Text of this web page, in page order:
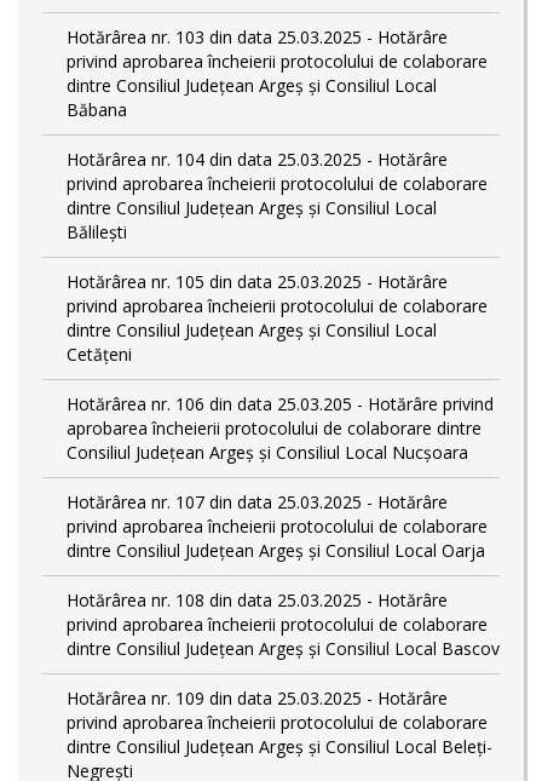
Hotărârea nr. 103 din data 25.03.2025 - Hotărâre
privind aprobarea încheierii protocolului de colaborare
dintre Consiliul Județean Argeș și Consiliul Local
Băbana
Hotărârea nr. 104 din data 25.03.2025 - Hotărâre
privind aprobarea încheierii protocolului de colaborare
dintre Consiliul Județean Argeș și Consiliul Local
Bălilești
Hotărârea nr. 105 din data 25.03.2025 - Hotărâre
privind aprobarea încheierii protocolului de colaborare
dintre Consiliul Județean Argeș și Consiliul Local
Cetățeni
Hotărârea nr. 106 din data 25.03.205 - Hotărâre privind
aprobarea încheierii protocolului de colaborare dintre
Consiliul Județean Argeș și Consiliul Local Nucșoara
Hotărârea nr. 107 din data 25.03.2025 - Hotărâre
privind aprobarea încheierii protocolului de colaborare
dintre Consiliul Județean Argeș și Consiliul Local Oarja
Hotărârea nr. 108 din data 25.03.2025 - Hotărâre
privind aprobarea încheierii protocolului de colaborare
dintre Consiliul Județean Argeș și Consiliul Local Bascov
Hotărârea nr. 109 din data 25.03.2025 - Hotărâre
privind aprobarea încheierii protocolului de colaborare
dintre Consiliul Județean Argeș și Consiliul Local Beleți-
Negrești